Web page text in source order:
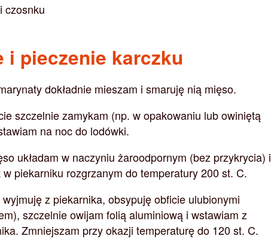
czosnku
i pieczenie karczku
dokładnie mieszam i smaruję nią mięso.
szczelnie zamykam (np. w opakowaniu lub owiniętą
na noc do lodówki.
układam w naczyniu żaroodpornym (bez przykrycia) i
piekarniku rozgrzanym do temperatury 200 st. C.
z piekarnika, obsypuję obficie ulubionymi
szczelnie owijam folią aluminiową i wstawiam z
Zmniejszam przy okazji temperaturę do 120 st. C.